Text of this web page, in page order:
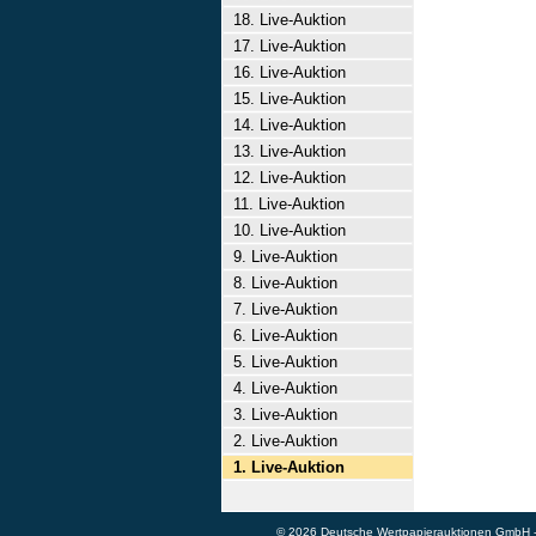
18. Live-Auktion
17. Live-Auktion
16. Live-Auktion
15. Live-Auktion
14. Live-Auktion
13. Live-Auktion
12. Live-Auktion
11. Live-Auktion
10. Live-Auktion
9. Live-Auktion
8. Live-Auktion
7. Live-Auktion
6. Live-Auktion
5. Live-Auktion
4. Live-Auktion
3. Live-Auktion
2. Live-Auktion
1. Live-Auktion
© 2026 Deutsche Wertpapierauktionen GmbH